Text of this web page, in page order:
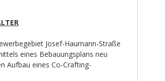
Josef-Haumann-Straße
eines Bebauungsplans neu
Aufbau eines Co-Crafting-